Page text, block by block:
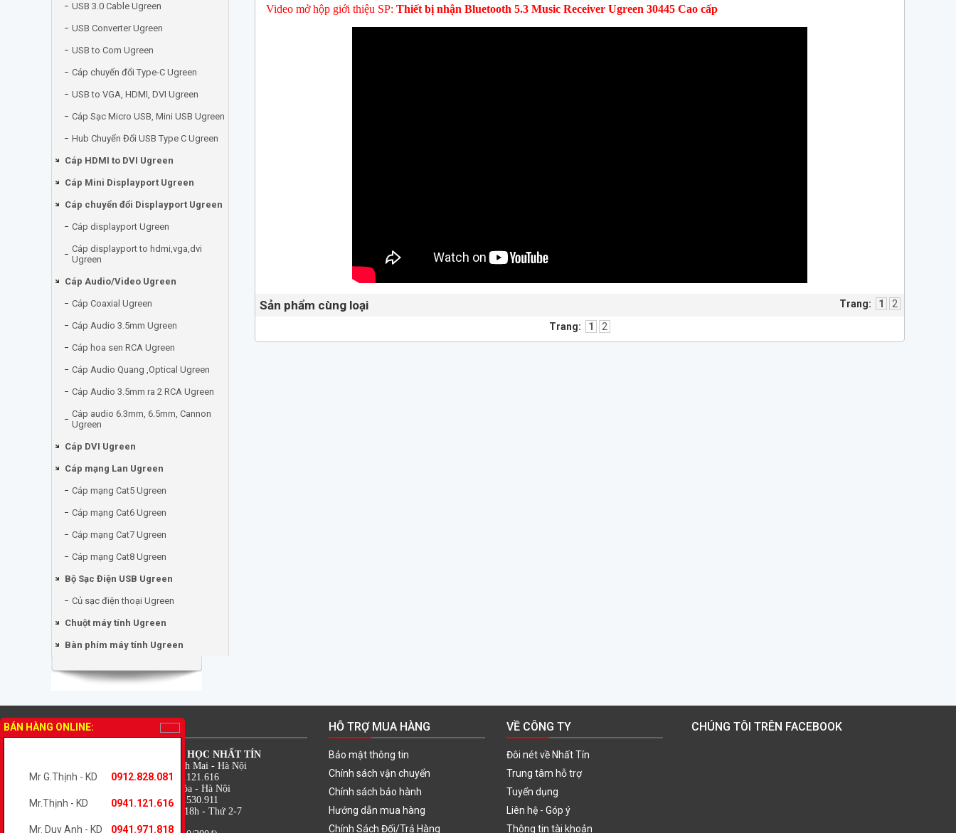
USB 3.0 Cable Ugreen
USB Converter Ugreen
USB to Com Ugreen
Cáp chuyển đổi Type-C Ugreen
USB to VGA, HDMI, DVI Ugreen
Cáp Sạc Micro USB, Mini USB Ugreen
Hub Chuyển Đổi USB Type C Ugreen
Cáp HDMI to DVI Ugreen
Cáp Mini Displayport Ugreen
Cáp chuyển đổi Displayport Ugreen
Cáp displayport Ugreen
Cáp displayport to hdmi,vga,dvi
Ugreen
Cáp Audio/Video Ugreen
Cáp Coaxial Ugreen
Cáp Audio 3.5mm Ugreen
Cáp hoa sen RCA Ugreen
Cáp Audio Quang ,Optical Ugreen
Cáp Audio 3.5mm ra 2 RCA Ugreen
Cáp audio 6.3mm, 6.5mm, Cannon
Ugreen
Cáp DVI Ugreen
Cáp mạng Lan Ugreen
Cáp mạng Cat5 Ugreen
Cáp mạng Cat6 Ugreen
Cáp mạng Cat7 Ugreen
Cáp mạng Cat8 Ugreen
Bộ Sạc Điện USB Ugreen
Củ sạc điện thoại Ugreen
Chuột máy tính Ugreen
Bàn phím máy tính Ugreen
Video mở hộp giới thiệu SP: Thiết bị nhận Bluetooth 5.3 Music Receiver Ugreen 30445 Cao cấp
Trang: 1 2
Sản phẩm cùng loại
Trang: 1 2
CHÚNG TÔI TRÊN FACEBOOK
THÔNG TIN LIÊN HỆ
CÔNG TY TNHH TM DV TIN HỌC NHẤT TÍN
Địa chỉ: 18 Lê Thanh Nghị - Bạch Mai - Hà Nội
Điện thoại: 0941.971.818 - 0941.121.616
Địa chỉ: 7B Trung Kính - Yên Hòa - Hà Nội
Điện thoại: 0912.828.081 - 0988.530.911
Thời gian: 08h - 12h và 13h30 - 18h - Thứ 2-7
Hỗ trợ kỹ thuật: 0941.121.616
HỖ TRỢ MUA HÀNG
Bảo mật thông tin
Chính sách vận chuyển
Chính sách bảo hành
Hướng dẫn mua hàng
Chính Sách Đổi/Trả Hàng
VỀ CÔNG TY
Đôi nét về Nhất Tín
Trung tâm hỗ trợ
Tuyển dụng
Liên hệ - Góp ý
Thông tin tài khoản
BÁN HÀNG ONLINE:
0912.828.081
Mr G.Thịnh - KD
0941.121.616
Mr.Thịnh - KD
0941.971.818
Mr. Duy Anh - KD